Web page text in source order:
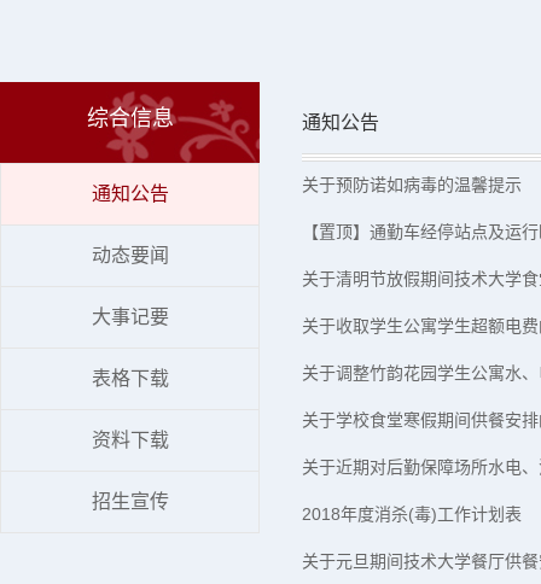
综合信息
通知公告
动态要闻
大事记要
表格下载
资料下载
招生宣传
通知公告
关于预防诺如病毒的温馨提示
【置顶】通勤车经停站点及运
关于清明节放假期间技术大学
关于收取学生公寓学生超额电
关于调整竹韵花园学生公寓水
关于学校食堂寒假期间供餐安
关于近期对后勤保障场所水电
2018年度消杀(毒)工作计划表
关于元旦期间技术大学餐厅供